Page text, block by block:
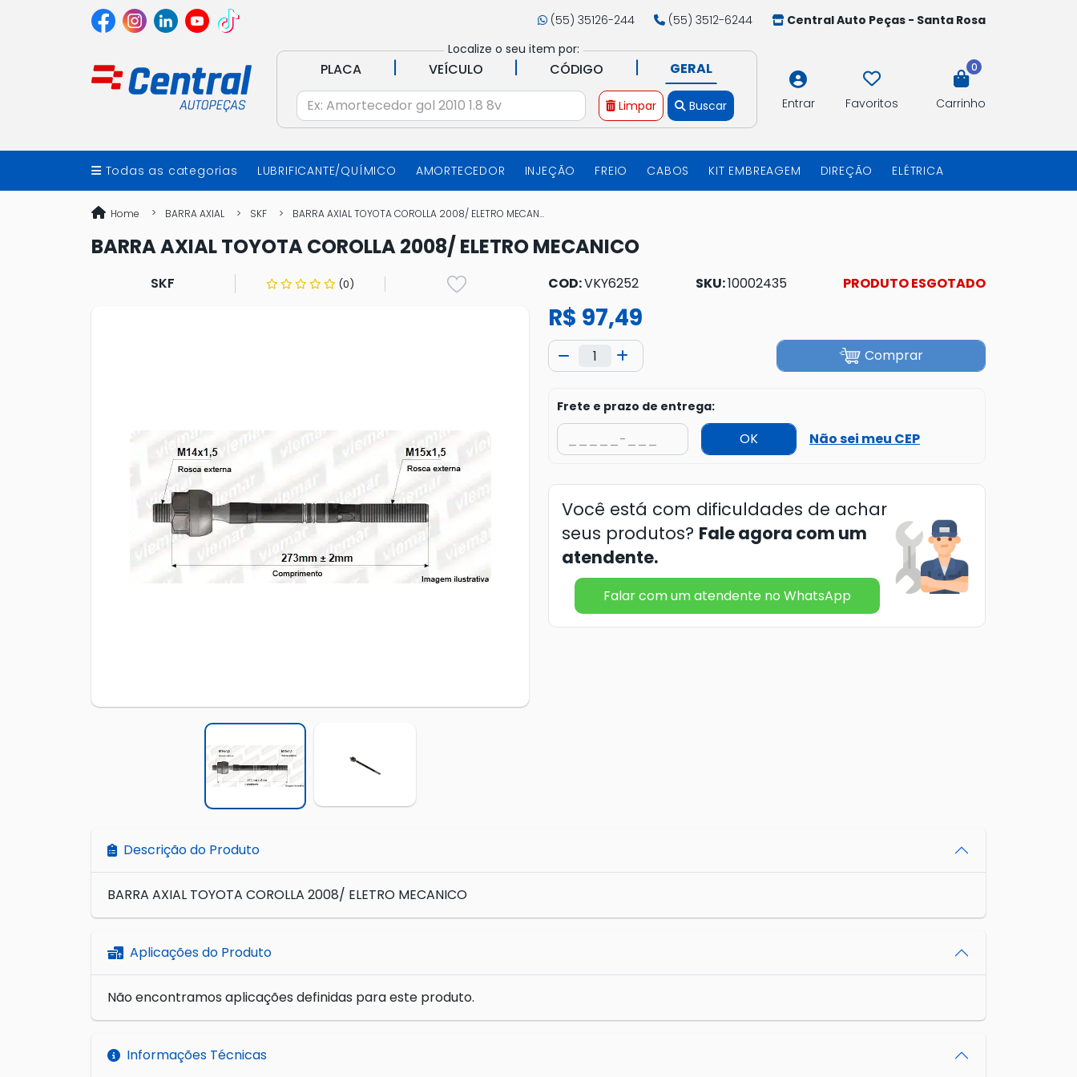
(55) 35126-244 (55) 3512-6244
Central Auto Peças - Santa Rosa
Localize o seu item por:
PLACA | VEÍCULO | CÓDIGO | GERAL
Limpar Buscar Entrar Favoritos
0
Carrinho
Todas as categorias LUBRIFICANTE/QUÍMICO AMORTECEDOR INJEÇÃO FREIO CABOS KIT EMBREAGEM DIREÇÃO ELÉTRICA
Home BARRA AXIAL SKF BARRA AXIAL TOYOTA COROLLA 2008/ ELETRO MECAN...
BARRA AXIAL TOYOTA COROLLA 2008/ ELETRO MECANICO
SKF (0) COD:VKY6252 SKU:10002435 PRODUTO ESGOTADO
R$ 97,49
Comprar
Frete e prazo de entrega:
OK Não sei meu CEP
Você está com dificuldades de achar
seus produtos? Fale agora com um
atendente.
Falar com um atendente no WhatsApp
Descrição do Produto
BARRA AXIAL TOYOTA COROLLA 2008/ ELETRO MECANICO
Aplicações do Produto
Não encontramos aplicações definidas para este produto.
Informações Técnicas